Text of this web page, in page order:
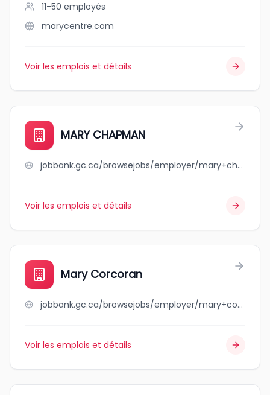
11-50 employés
marycentre.com
Voir les emplois et détails
MARY CHAPMAN
jobbank.gc.ca/browsejobs/employer/mary+chapman/ca
Voir les emplois et détails
Mary Corcoran
jobbank.gc.ca/browsejobs/employer/mary+corcoran/ca
Voir les emplois et détails